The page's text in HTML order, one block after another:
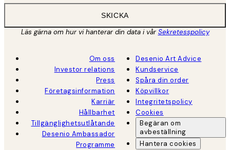
SKICKA
Läs gärna om hur vi hanterar din data i vårSekretesspolicy
Om oss
Investor relations
Press
Företagsinformation
Karriär
Hållbarhet
Tillgänglighetsutlåtande
Desenio Ambassador
Programme
Desenio Art Advice
Kundservice
Spåra din order
Köpvillkor
Integritetspolicy
Cookies
Begäran om
avbeställning
Hantera cookies